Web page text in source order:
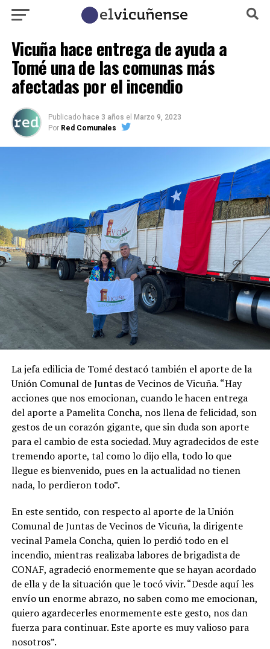
Vicuña hace entrega de ayuda a
Tomé una de las comunas más
afectadas por el incendio
Publicado hace 3 años el Marzo 9, 2023
Por Red Comunales
La jefa edilicia de Tomé destacó también el aporte de la
Unión Comunal de Juntas de Vecinos de Vicuña. “Hay
acciones que nos emocionan, cuando le hacen entrega
del aporte a Pamelita Concha, nos llena de felicidad, son
gestos de un corazón gigante, que sin duda son aporte
para el cambio de esta sociedad. Muy agradecidos de este
tremendo aporte, tal como lo dijo ella, todo lo que
llegue es bienvenido, pues en la actualidad no tienen
nada, lo perdieron todo”.
En este sentido, con respecto al aporte de la Unión
Comunal de Juntas de Vecinos de Vicuña, la dirigente
vecinal Pamela Concha, quien lo perdió todo en el
incendio, mientras realizaba labores de brigadista de
CONAF, agradeció enormemente que se hayan acordado
de ella y de la situación que le tocó vivir. “Desde aquí les
envío un enorme abrazo, no saben como me emocionan,
quiero agardecerles enormemente este gesto, nos dan
fuerza para continuar. Este aporte es muy valioso para
nosotros”.